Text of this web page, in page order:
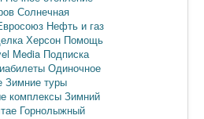
Солнечная
Нефть и газ
Херсон Помощь
Media Подписка
Одиночное
Зимние туры
комплексы Зимний
Горнолыжный